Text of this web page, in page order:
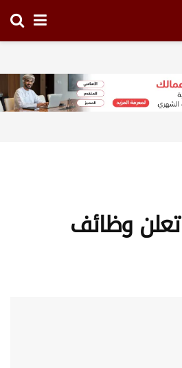
مدرسة RGS تعلن وظائف